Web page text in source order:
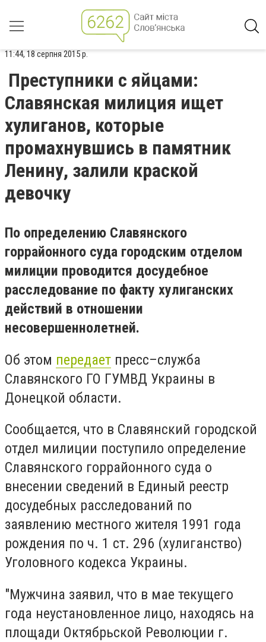
11:44, 18 серпня 2015 р.
Преступники с яйцами:
Славянская милиция ищет
хулиганов, которые
промахнувшись в памятник
Ленину, залили краской
девочку
По определению Славянского
горрайонного суда городским отделом
милиции проводится досудебное
расследование по факту хулиганских
действий в отношении
несовершеннолетней.
Об этом передает пресс–служба
Славянского ГО ГУМВД Украины в
Донецкой области.
Сообщается, что в Славянский городской
отдел милиции поступило определение
Славянского горрайонного суда о
внесении сведений в Единый реестр
досудебных расследований по
заявлению местного жителя 1991 года
рождения по ч. 1 ст. 296 (хулиганство)
Уголовного кодекса Украины.
"Мужчина заявил, что в мае текущего
года неустановленное лицо, находясь на
площади Октябрьской Революции г.